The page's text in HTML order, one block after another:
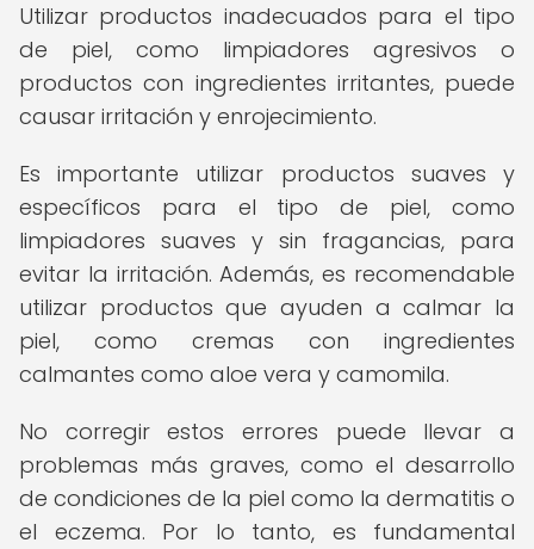
Utilizar productos inadecuados para el tipo
de piel, como limpiadores agresivos o
productos con ingredientes irritantes, puede
causar irritación y enrojecimiento.
Es importante utilizar productos suaves y
específicos para el tipo de piel, como
limpiadores suaves y sin fragancias, para
evitar la irritación. Además, es recomendable
utilizar productos que ayuden a calmar la
piel, como cremas con ingredientes
calmantes como aloe vera y camomila.
No corregir estos errores puede llevar a
problemas más graves, como el desarrollo
de condiciones de la piel como la dermatitis o
el eczema. Por lo tanto, es fundamental